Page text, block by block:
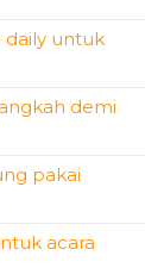
daily untuk
demi
pakai
acara